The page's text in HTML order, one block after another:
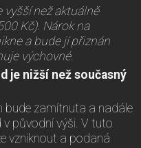
než aktuálně
Kč). Nárok na
a bude jí přiznán
výchovné.
je nižší než současný
zamítnuta a nadále
původní výši. V tuto
vzniknout a podaná